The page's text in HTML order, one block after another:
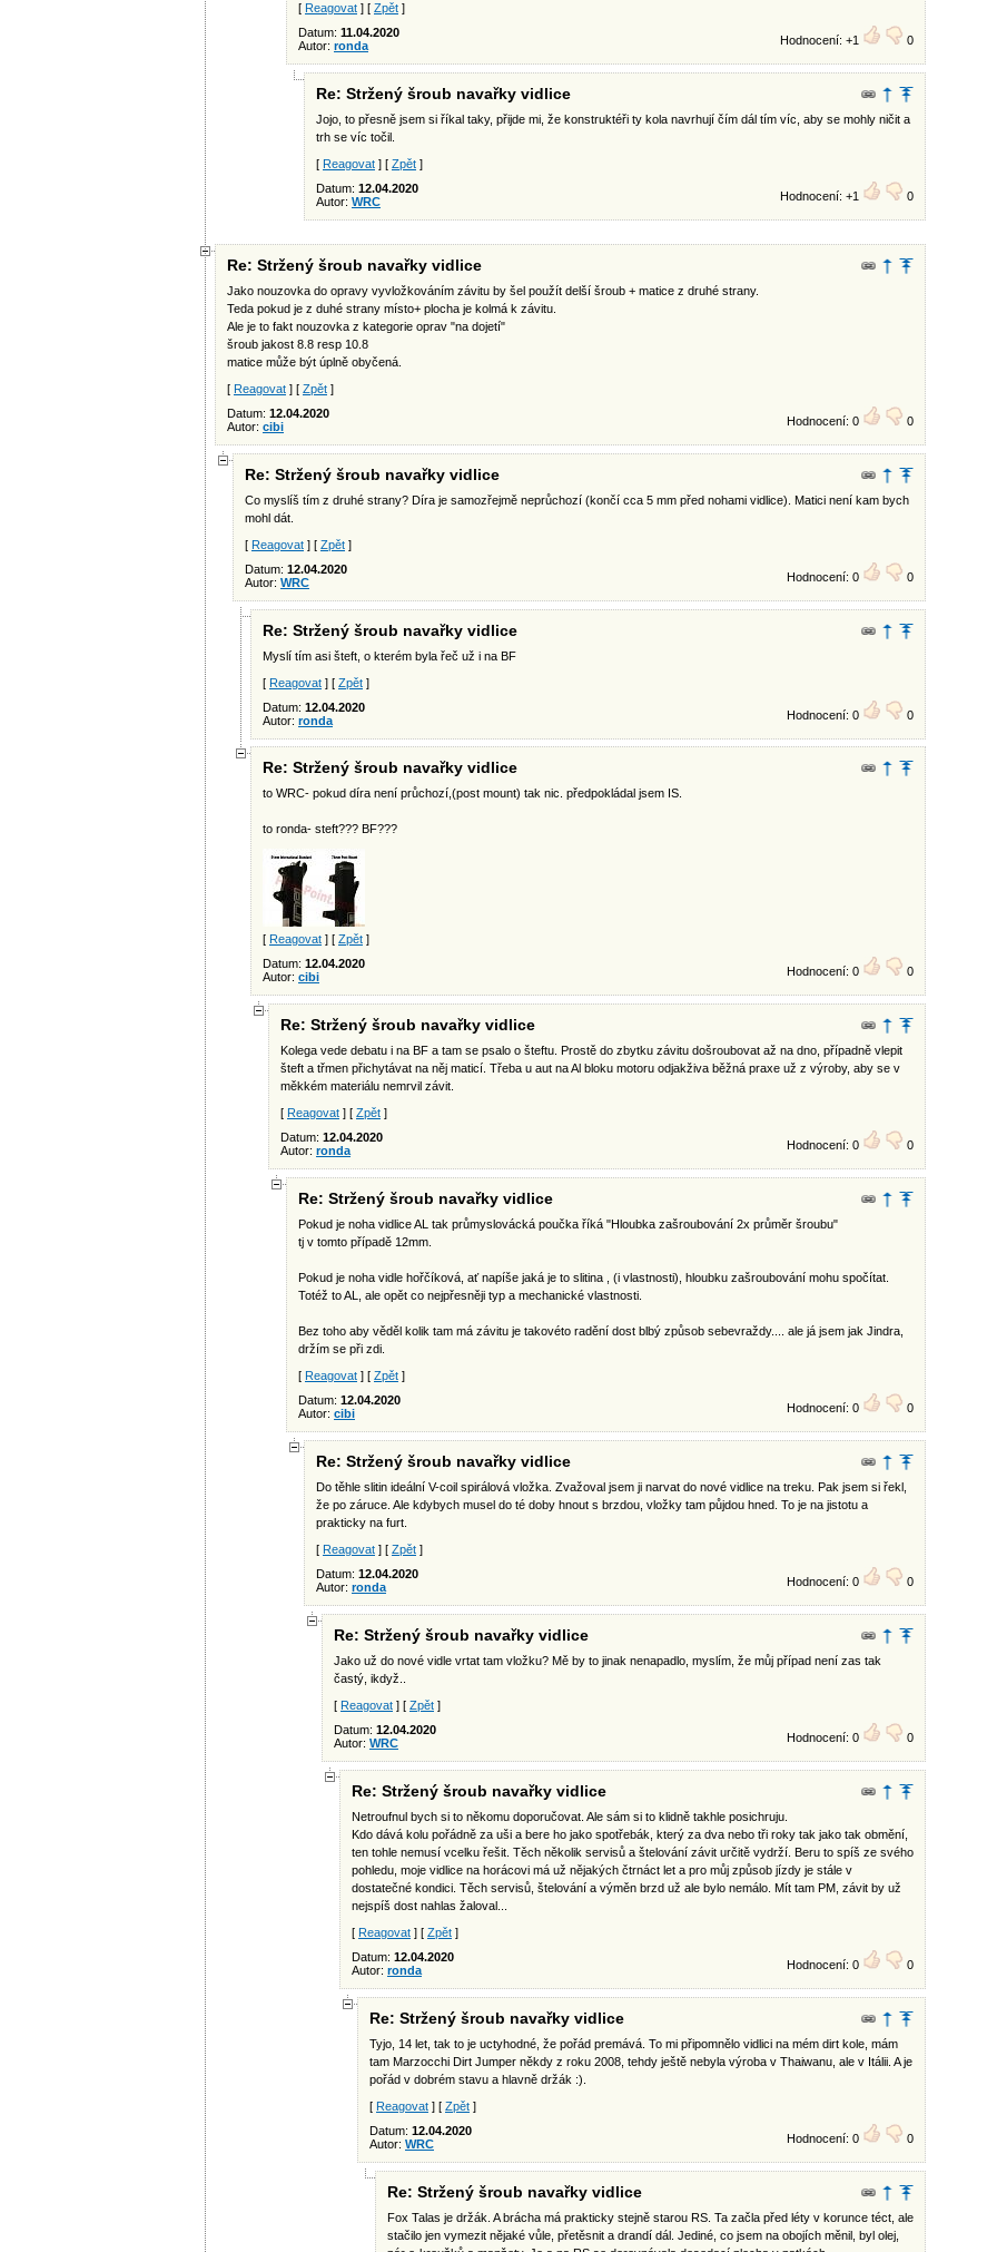
[ Reagovat ] [ Zpět ]
Datum: 11.04.2020
Autor: ronda Hodnocení: +1 0
Re: Stržený šroub navařky vidlice
Jojo, to přesně jsem si říkal taky, přijde mi, že konstruktéři ty kola navrhují čím dál tím víc, aby se mohly ničit a
trh se víc točil.
[ Reagovat ] [ Zpět ]
Datum: 12.04.2020
Autor: WRC Hodnocení: +1 0
Re: Stržený šroub navařky vidlice
Jako nouzovka do opravy vyvložkováním závitu by šel použít delší šroub + matice z druhé strany.
Teda pokud je z duhé strany místo+ plocha je kolmá k závitu.
Ale je to fakt nouzovka z kategorie oprav "na dojetí"
šroub jakost 8.8 resp 10.8
matice může být úplně obyčená.
[ Reagovat ] [ Zpět ]
Datum: 12.04.2020
Autor: cibi Hodnocení: 0 0
Re: Stržený šroub navařky vidlice
Co myslíš tím z druhé strany? Díra je samozřejmě neprůchozí (končí cca 5 mm před nohami vidlice). Matici není kam bych
mohl dát.
[ Reagovat ] [ Zpět ]
Datum: 12.04.2020
Autor: WRC Hodnocení: 0 0
Re: Stržený šroub navařky vidlice
Myslí tím asi šteft, o kterém byla řeč už i na BF
[ Reagovat ] [ Zpět ]
Datum: 12.04.2020
Autor: ronda Hodnocení: 0 0
Re: Stržený šroub navařky vidlice
to WRC- pokud díra není průchozí,(post mount) tak nic. předpokládal jsem IS.
to ronda- steft??? BF???
[ Reagovat ] [ Zpět ]
Datum: 12.04.2020
Autor: cibi Hodnocení: 0 0
Re: Stržený šroub navařky vidlice
Kolega vede debatu i na BF a tam se psalo o šteftu. Prostě do zbytku závitu došroubovat až na dno, případně vlepit
šteft a třmen přichytávat na něj maticí. Třeba u aut na Al bloku motoru odjakživa běžná praxe už z výroby, aby se v
měkkém materiálu nemrvil závit.
[ Reagovat ] [ Zpět ]
Datum: 12.04.2020
Autor: ronda Hodnocení: 0 0
Re: Stržený šroub navařky vidlice
Pokud je noha vidlice AL tak průmyslovácká poučka říká "Hloubka zašroubování 2x průměr šroubu"
tj v tomto případě 12mm.
Pokud je noha vidle hořčíková, ať napíše jaká je to slitina , (i vlastnosti), hloubku zašroubování mohu spočítat.
Totéž to AL, ale opět co nejpřesněji typ a mechanické vlastnosti.
Bez toho aby věděl kolik tam má závitu je takovéto radění dost blbý způsob sebevraždy.... ale já jsem jak Jindra,
držím se při zdi.
[ Reagovat ] [ Zpět ]
Datum: 12.04.2020
Autor: cibi Hodnocení: 0 0
Re: Stržený šroub navařky vidlice
Do těhle slitin ideální V-coil spirálová vložka. Zvažoval jsem ji narvat do nové vidlice na treku. Pak jsem si řekl,
že po záruce. Ale kdybych musel do té doby hnout s brzdou, vložky tam půjdou hned. To je na jistotu a
prakticky na furt.
[ Reagovat ] [ Zpět ]
Datum: 12.04.2020
Autor: ronda Hodnocení: 0 0
Re: Stržený šroub navařky vidlice
Jako už do nové vidle vrtat tam vložku? Mě by to jinak nenapadlo, myslím, že můj případ není zas tak
častý, ikdyž..
[ Reagovat ] [ Zpět ]
Datum: 12.04.2020
Autor: WRC Hodnocení: 0 0
Re: Stržený šroub navařky vidlice
Netroufnul bych si to někomu doporučovat. Ale sám si to klidně takhle posichruju.
Kdo dává kolu pořádně za uši a bere ho jako spotřebák, který za dva nebo tři roky tak jako tak obmění,
ten tohle nemusí vcelku řešit. Těch několik servisů a štelování závit určitě vydrží. Beru to spíš ze svého
pohledu, moje vidlice na horácovi má už nějakých čtrnáct let a pro můj způsob jízdy je stále v
dostatečné kondici. Těch servisů, štelování a výměn brzd už ale bylo nemálo. Mít tam PM, závit by už
nejspíš dost nahlas žaloval...
[ Reagovat ] [ Zpět ]
Datum: 12.04.2020
Autor: ronda Hodnocení: 0 0
Re: Stržený šroub navařky vidlice
Tyjo, 14 let, tak to je uctyhodné, že pořád premává. To mi připomnělo vidlici na mém dirt kole, mám
tam Marzocchi Dirt Jumper někdy z roku 2008, tehdy ještě nebyla výroba v Thaiwanu, ale v Itálii. A je
pořád v dobrém stavu a hlavně držák :).
[ Reagovat ] [ Zpět ]
Datum: 12.04.2020
Autor: WRC Hodnocení: 0 0
Re: Stržený šroub navařky vidlice
Fox Talas je držák. A brácha má prakticky stejně starou RS. Ta začla před léty v korunce téct, ale
stačilo jen vymezit nějaké vůle, přetěsnit a drandí dál. Jediné, co jsem na obojích měnil, byl olej,